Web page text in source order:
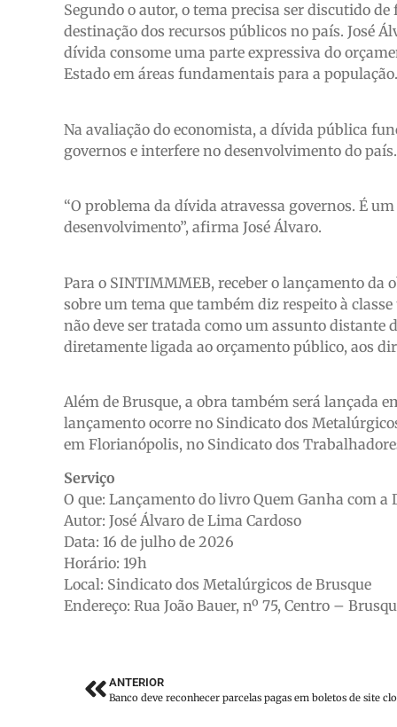
Segundo o autor, o tema precisa ser discutido
destinação dos recursos públicos no país. José
dívida consome uma parte expressiva do
Estado em áreas fundamentais para a população.
Na avaliação do economista, a dívida pública
governos e interfere no desenvolvimento do país.
“O problema da dívida atravessa governos. É
desenvolvimento”, afirma José Álvaro.
Para o SINTIMMMEB, receber o lançamento da
sobre um tema que também diz respeito à
não deve ser tratada como um assunto distante
diretamente ligada ao orçamento público, aos
Além de Brusque, a obra também será lançada
lançamento ocorre no Sindicato dos
em Florianópolis, no Sindicato dos
Serviço
O que: Lançamento do livro Quem Ganha com a
Autor: José Álvaro de Lima Cardoso
Data: 16 de julho de 2026
Horário: 19h
Local: Sindicato dos Metalúrgicos de Brusque
Endereço: Rua João Bauer, nº 75, Centro –
ANTERIOR